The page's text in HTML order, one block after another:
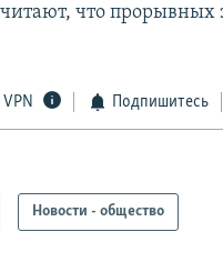
что прорывных
Подпишитесь
Новости - общество